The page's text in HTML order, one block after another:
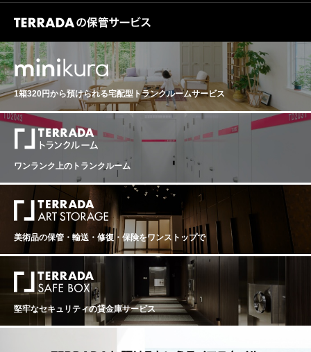
1箱320円から預けられる宅配型トランクルームサービス
ワンランク上のトランクルーム
美術品の保管・輸送・修復・保険をワンストップで
堅牢なセキュリティの貸金庫サービス